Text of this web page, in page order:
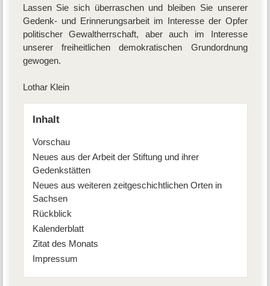
Lassen Sie sich überraschen und bleiben Sie unserer
Gedenk- und Erinnerungsarbeit im Interesse der Opfer
politischer Gewaltherrschaft, aber auch im Interesse
unserer freiheitlichen demokratischen Grundordnung
gewogen.
Lothar Klein
Inhalt
Vorschau
Neues aus der Arbeit der Stiftung und ihrer
Gedenkstätten
Neues aus weiteren zeitgeschichtlichen Orten in
Sachsen
Rückblick
Kalenderblatt
Zitat des Monats
Impressum